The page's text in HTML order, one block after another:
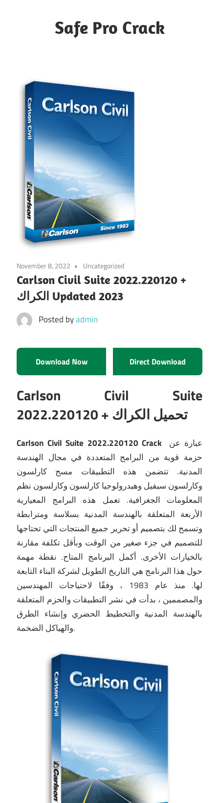
Safe Pro Crack
November 8, 2022 Uncategorized
Carlson Civil Suite 2022.220120 +
الكراك Updated 2023
Posted byadmin
Download Now Direct Download
Carlson Civil Suite
Carlson Civil Suite 2022.220120 Crack
حزمة قوية من البرامج المتعددة في مجال الهندسة
المدنية.تتضمن هذه التطبيقات مسح كارلسون
وكارلسون سيفيل وهيدرولوجيا كارلسون وكارلسون نظم
المعلومات الجغرافية.تعمل هذه البرامج المعيارية
الأربعة المتعلقة بالهندسة المدنية بسلاسة ومترابطة
وتسمح لك بتصميم أو تحرير جميع المنتجات التي تحتاجها
للتصميم في جزء صغير من الوقت وبأقل تكلفة مقارنة
بالخيارات الأخرى. أكمل البرنامج المتاح. نقطة مهمة
حول هذا البرنامج هي التاريخ الطويل لشركة البناء التابعة
لها.
منذ عام 1983 ، وفقًا لاحتياجات المهندسين
والمصممين ، بدأت في نشر التطبيقات والحزم المتعلقة
بالهندسة المدنية والتخطيط الحضري وإنشاء الطرق
والهياكل الضخمة.